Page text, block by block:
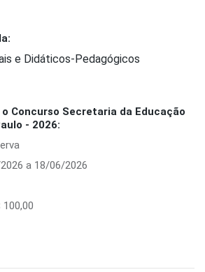
e Didáticos-Pedagógicos
Concurso Secretaria da Educação
- 2026:
a 18/06/2026